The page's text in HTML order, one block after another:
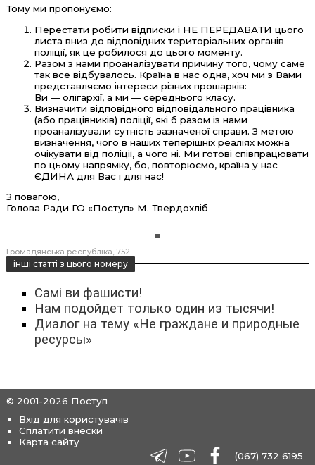
Тому ми пропонуємо:
Перестати робити відписки і НЕ ПЕРЕДАВАТИ цього
листа вниз до відповідних територіальних органів
поліції, як це робилося до цього моменту.
Разом з нами проаналізувати причину того, чому саме
так все відбувалось. Країна в нас одна, хоч ми з Вами
представляємо інтереси різних прошарків:
Ви — олігархії, а ми — середнього класу.
Визначити відповідного відповідального працівника
(або працівників) поліції, які б разом із нами
проаналізували сутність зазначеної справи. З метою
визначення, чого в наших теперішніх реаліях можна
очікувати від поліції, а чого ні. Ми готові співпрацювати
по цьому напрямку, бо, повторюємо, країна у нас
ЄДИНА для Вас і для нас!
З повагою,
Голова Ради ГО «Поступ» М. Твердохліб
Громадянська республіка 752
інші статті з цього номеру
Самі ви фашисти!
Нам подойдет только один из тысячи!
Диалог на тему «Не граждане и природные
ресурсы»
© 2001-2026 Поступ
Вхід для користувачів
Сплатити внески
Карта сайту
(067) 732 6195